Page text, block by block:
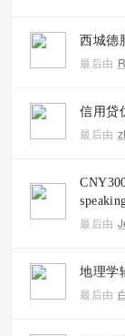
西城德
最后由
信用贷
最后由
最后由
地理学
最后由